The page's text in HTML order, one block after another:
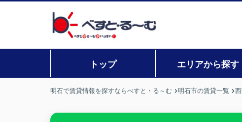
トップ エリアから探す
明石で賃貸情報を探すならべすと・る～む 明石市の賃貸一覧